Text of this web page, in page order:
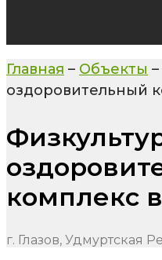
Главная – Объекты –
оздоровительный
комплекс
г. Глазов, Удмуртская